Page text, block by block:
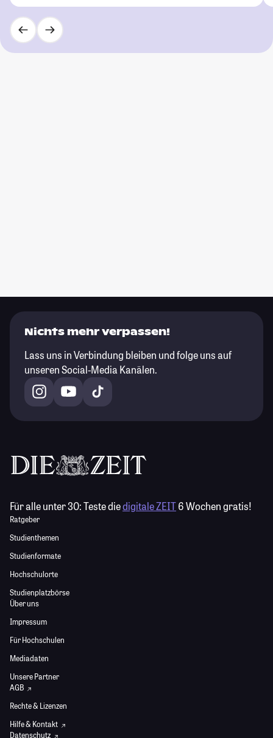
Nichts mehr verpassen!
Lass uns in Verbindung bleiben und folge uns auf
unseren Social-Media Kanälen.
Für alle unter 30:Teste diedigitale ZEIT6 Wochen gratis!
Ratgeber
Studienthemen
Studienformate
Hochschulorte
Studienplatzbörse
Über uns
Impressum
Für Hochschulen
Mediadaten
Unsere Partner
AGB
Rechte & Lizenzen
Hilfe & Kontakt
Datenschutz